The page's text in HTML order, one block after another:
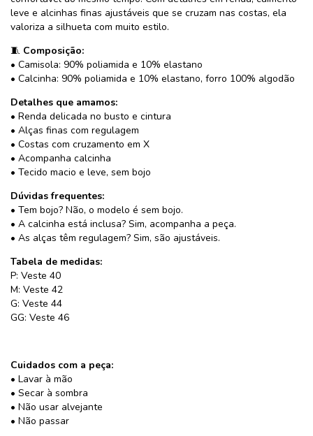
leve e alcinhas finas ajustáveis que se cruzam nas costas, ela
valoriza a silhueta com muito estilo.
🧵 Composição:
• Camisola: 90% poliamida e 10% elastano
• Calcinha: 90% poliamida e 10% elastano, forro 100% algodão
Detalhes que amamos:
• Renda delicada no busto e cintura
• Alças finas com regulagem
• Costas com cruzamento em X
• Acompanha calcinha
• Tecido macio e leve, sem bojo
Dúvidas frequentes:
• Tem bojo? Não, o modelo é sem bojo.
• A calcinha está inclusa? Sim, acompanha a peça.
• As alças têm regulagem? Sim, são ajustáveis.
Tabela de medidas:
P: Veste 40
M: Veste 42
G: Veste 44
GG: Veste 46
Cuidados com a peça:
• Lavar à mão
• Secar à sombra
• Não usar alvejante
• Não passar